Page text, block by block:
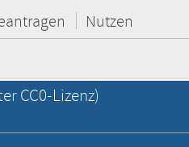
Nutzen
CC0-Lizenz)